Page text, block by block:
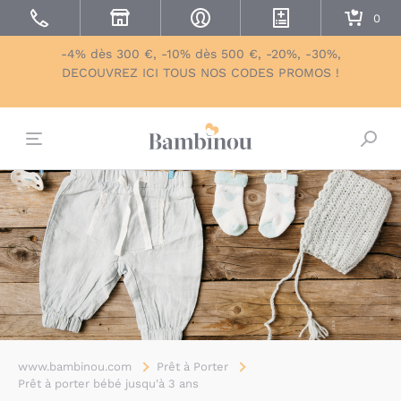
-4% dès 300 €, -10% dès 500 €, -20%, -30%,
DECOUVREZ ICI TOUS NOS CODES PROMOS !
www.bambinou.com
Prêt à Porter
Prêt à porter bébé jusqu'à 3 ans